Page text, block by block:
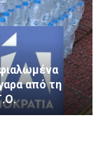
από τη